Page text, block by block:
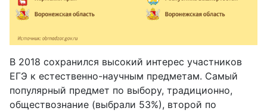
В 2018 сохранился высокий интерес участников
ЕГЭ к естественно-научным предметам. Самый
популярный предмет по выбору, традиционно,
обществознание (выбрали 53%), второй по